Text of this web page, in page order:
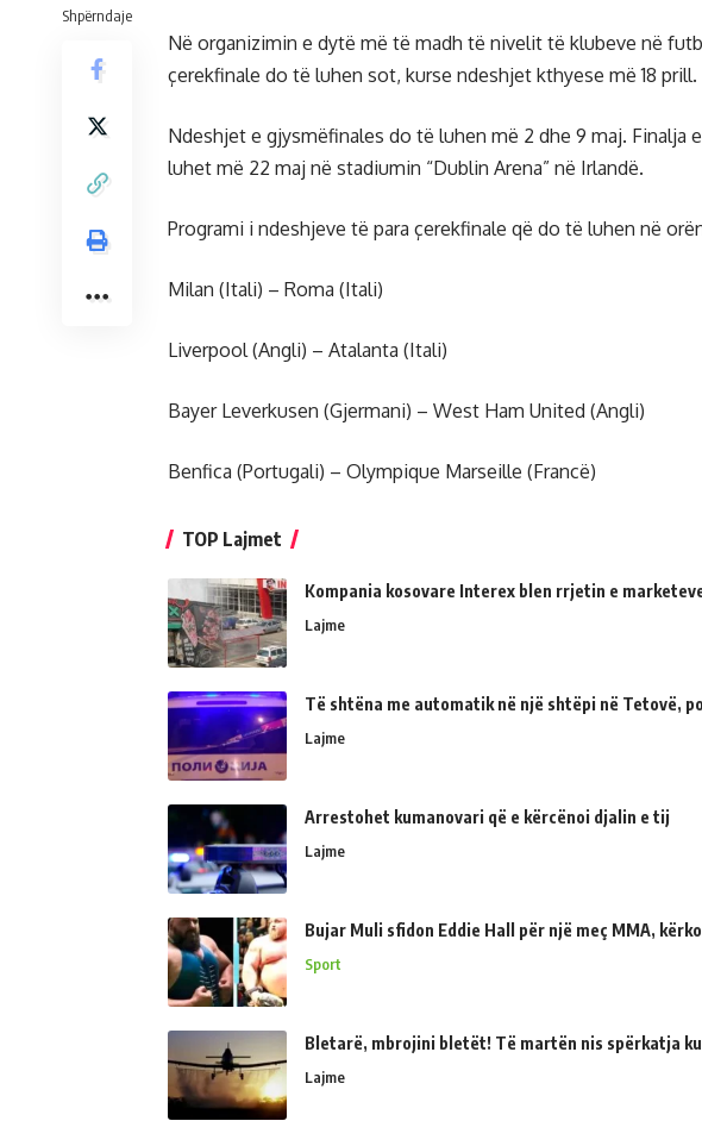
Shpërndaje
Në organizimin e dytë më të madh të nivelit të klubeve në
çerekfinale do të luhen sot, kurse ndeshjet kthyese më 18 prill.
Ndeshjet e gjysmëfinales do të luhen më 2 dhe 9 maj. Finalja
luhet më 22 maj në stadiumin “Dublin Arena” në Irlandë.
Programi i ndeshjeve të para çerekfinale që do të luhen në
Milan (Itali) – Roma (Itali)
Liverpool (Angli) – Atalanta (Itali)
Bayer Leverkusen (Gjermani) – West Ham United (Angli)
Benfica (Portugali) – Olympique Marseille (Francë)
TOP Lajmet
Kompania kosovare Interex blen rrjetin e
Lajme
Të shtëna me automatik në një shtëpi në Tetovë,
Lajme
Arrestohet kumanovari që e kërcënoi djalin e tij
Lajme
Bujar Muli sfidon Eddie Hall për një meç MMA,
Sport
Bletarë, mbrojini bletët! Të martën nis spërkatja
Lajme